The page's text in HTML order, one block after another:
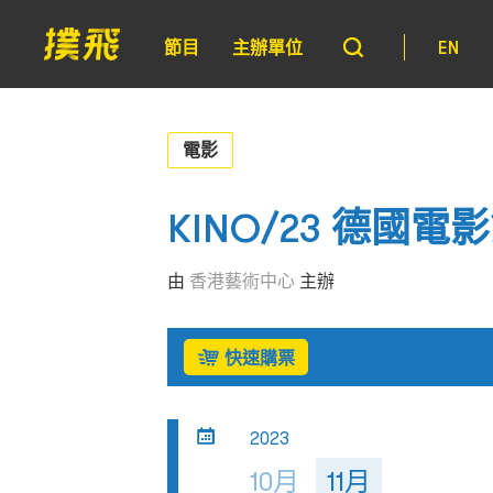
節目 主辦單位 EN
電影
KINO/23 德國電
由 香港藝術中心 主辦
快速購票
2023
10月 11月